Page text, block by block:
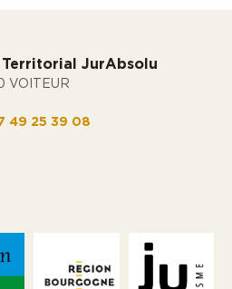
JurAbsolu
VOITEUR
49 25 39 08